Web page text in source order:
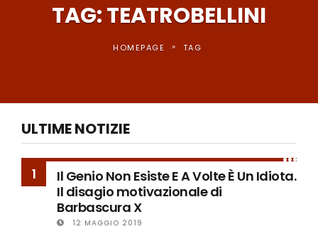
TAG: TEATROBELLINI
HOMEPAGE » TAG
ULTIME NOTIZIE
1
Il Genio Non Esiste E A Volte È Un Idiota.
Il disagio motivazionale di
Barbascura X
12 MAGGIO 2019